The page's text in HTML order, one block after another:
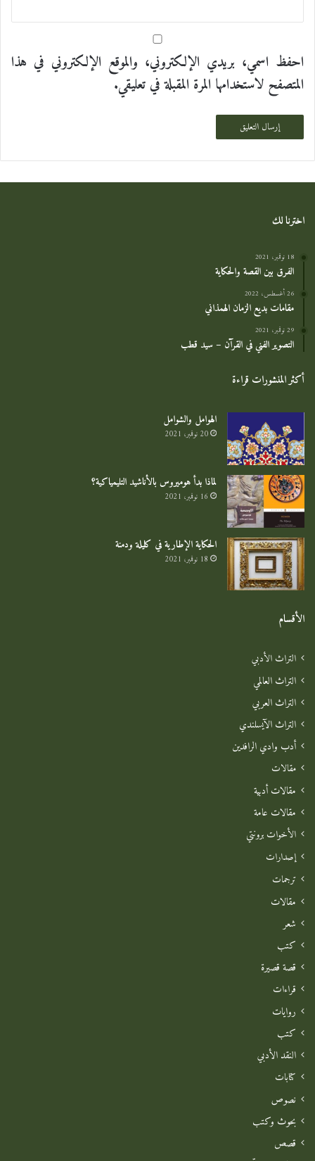
احفظ اسمي، بريدي الإلكتروني، والموقع الإلكتروني في هذا
المتصفح لاستخدامها المرة المقبلة في تعليقي.
اخترنا لك
18 نوفمبر، 2021
الفرق بين القصة والحكاية
26 أغسطس، 2022
مقامات بديع الزمان الهمذاني
29 نوفمبر، 2021
التصوير الفني في القرآن – سيد قطب
أكثر المنشورات قراءة
الهوامل والشوامل
20 نوفمبر، 2021
لماذا بدأ هوميروس بالأناشيد التليمياكية؟
16 نوفمبر، 2021
الحكاية الإطارية في كليلة ودمنة
18 نوفمبر، 2021
الأقسام
التراث الأدبي
التراث العالمي
التراث العربي
التراث الآيسلندي
أدب وادي الرافدين
مقالات
مقالات أدبية
مقالات عامة
الأخوات برونتي
إصدارات
ترجمات
مقالات
شعر
كتب
قصة قصيرة
قراءات
روايات
كتب
النقد الأدبي
كتابات
نصوص
بحوث وكتب
قصص